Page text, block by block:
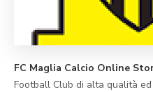
FC Maglia Calcio Online
Football Club ​​di alta qualità